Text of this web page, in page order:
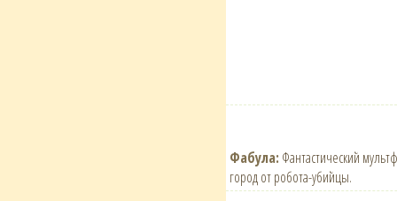
Фабула: Фантастический
город от робота-убийцы.